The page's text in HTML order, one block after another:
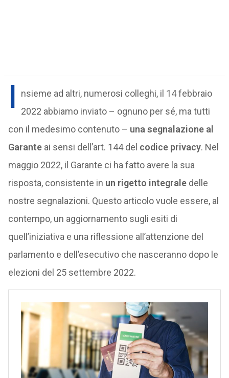
I
nsieme ad altri, numerosi colleghi, il 14 febbraio
2022 abbiamo inviato – ognuno per sé, ma tutti
con il medesimo contenuto – una segnalazione al
Garanteai sensi dell’art. 144 del codice privacy. Nel
maggio 2022, il Garante ci ha fatto avere la sua
risposta, consistente in un rigetto integraledelle
nostre segnalazioni. Questo articolo vuole essere, al
contempo, un aggiornamento sugli esiti di
quell’iniziativa e una riflessione all’attenzione del
parlamento e dell’esecutivo che nasceranno dopo le
elezioni del 25 settembre 2022.